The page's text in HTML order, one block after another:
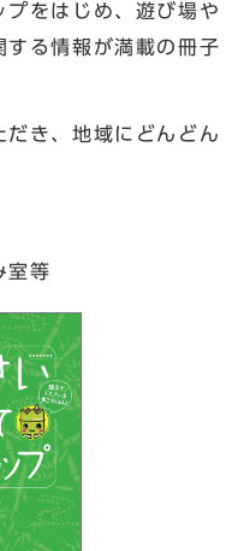
プをはじめ、遊び場や
する情報が満載の冊子
き、地域にどんどん
室等